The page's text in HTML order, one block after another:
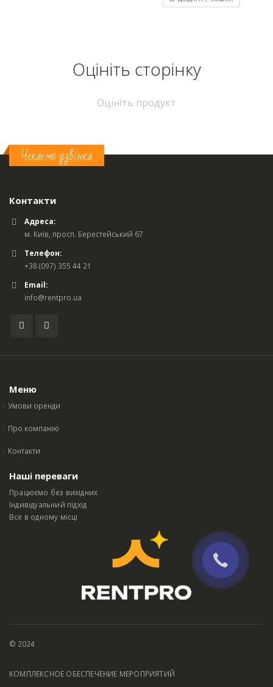
Оцініть cторінку
Оцініть продукт
Чекаємо дзвінка
Контакти
Адреса:
м. Київ, просп. Берестейський 67
Телефон:
+38 (097) 355 44 21
Email:
info@rentpro.ua
Меню
Умови оренди
Про компанію
Контакти
Наші переваги
Працюємо без вихідних
Індивідуальний підхід
Все в одному місці
© 2024
КОМПЛЕКСНОЕ ОБЕСПЕЧЕНИЕ МЕРОПРИЯТИЙ